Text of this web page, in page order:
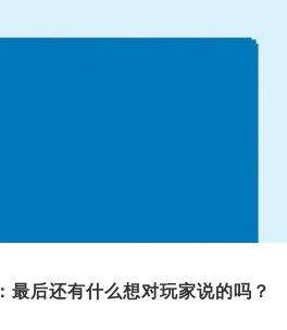
：最后还有什么想对玩家说的吗？